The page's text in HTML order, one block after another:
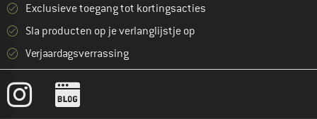
Exclusieve toegang tot kortingsacties
Sla producten op je verlanglijstje op
Verjaardagsverrassing